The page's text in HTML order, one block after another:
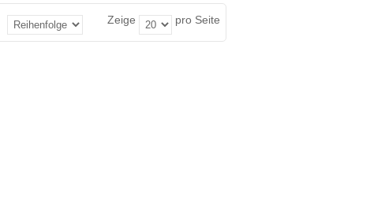
Zeige pro Seite